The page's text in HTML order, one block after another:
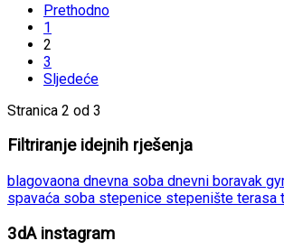
Prethodno
1
2
3
Sljedeće
Stranica 2 od 3
Filtriranje idejnih rješenja
blagovaona dnevna soba dnevni boravak
spavaća soba stepenice stepenište terasa
3dA instagram